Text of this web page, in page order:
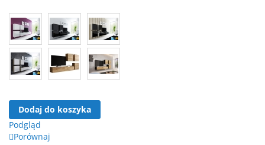
Dodaj do koszyka
Podgląd
Porównaj